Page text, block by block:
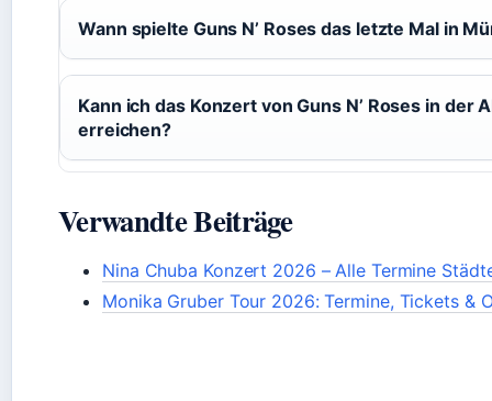
Wann spielte Guns N’ Roses das letzte Mal in
Kann ich das Konzert von Guns N’ Roses in der
erreichen?
Verwandte Beiträge
Nina Chuba Konzert 2026 – Alle Termine
Monika Gruber Tour 2026: Termine, Tickets &